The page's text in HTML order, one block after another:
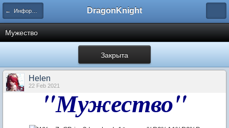
← Информация и гайды по игре DragonKnight
Мужество
Закрыта
Нelen
22 Feb 2021"Мужество"